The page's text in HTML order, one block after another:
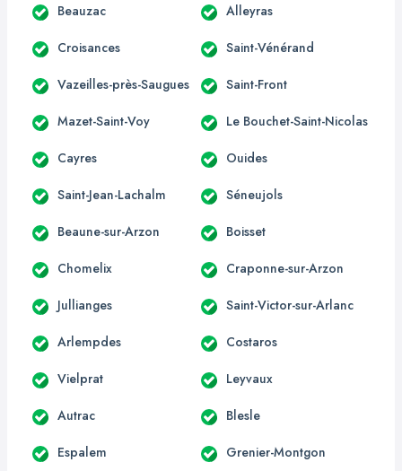
Beauzac Alleyras
Croisances Saint-Vénérand
Vazeilles-près-Saugues Saint-Front
Mazet-Saint-Voy Le Bouchet-Saint-Nicolas
Cayres Ouides
Saint-Jean-Lachalm Séneujols
Beaune-sur-Arzon Boisset
Chomelix Craponne-sur-Arzon
Jullianges Saint-Victor-sur-Arlanc
Arlempdes Costaros
Vielprat Leyvaux
Autrac Blesle
Espalem Grenier-Montgon